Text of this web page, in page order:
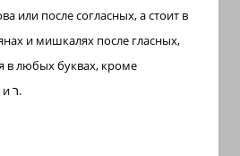
или после согласных, а стоит в
и мишкалях после гласных,
в любых буквах, кроме
иר.